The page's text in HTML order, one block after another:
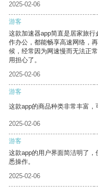
2025-02-06
游客
这款加速器app简直是居家旅
作办公，都能畅享高速网络，
候，经常因为网速慢而无法正
用担心了。
2025-02-06
游客
这款app的商品种类非常丰富，
2025-02-06
游客
这款app的用户界面简洁明了
悉操作。
2025-02-06